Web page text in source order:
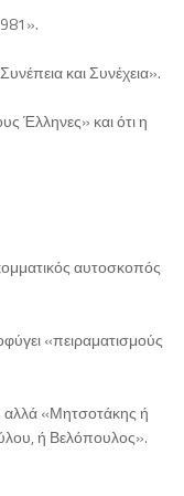
και Συνέχεια».
Έλληνες» και ότι η
αυτοσκοπός
«πειραματισμούς
αλλά «Μητσοτάκης ή
ή Βελόπουλος».